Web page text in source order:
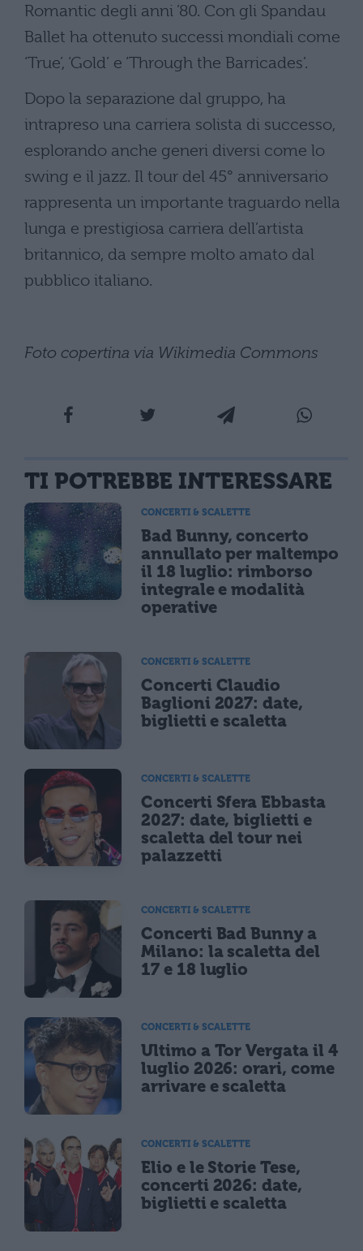
Romantic degli anni ’80. Con gli Spandau
Ballet ha ottenuto successi mondiali come
‘True’, ‘Gold’ e ‘Through the Barricades’.
Dopo la separazione dal gruppo, ha
intrapreso una carriera solista di successo,
esplorando anche generi diversi come lo
swing e il jazz. Il tour del 45° anniversario
rappresenta un importante traguardo nella
lunga e prestigiosa carriera dell’artista
britannico, da sempre molto amato dal
pubblico italiano.
Foto copertina via Wikimedia Commons
TI POTREBBE INTERESSARE
CONCERTI & SCALETTE
Bad Bunny, concerto
annullato per maltempo
il 18 luglio: rimborso
integrale e modalità
operative
CONCERTI & SCALETTE
Concerti Claudio
Baglioni 2027: date,
biglietti e scaletta
CONCERTI & SCALETTE
Concerti Sfera Ebbasta
2027: date, biglietti e
scaletta del tour nei
palazzetti
CONCERTI & SCALETTE
Concerti Bad Bunny a
Milano: la scaletta del
17 e 18 luglio
CONCERTI & SCALETTE
Ultimo a Tor Vergata il 4
luglio 2026: orari, come
arrivare e scaletta
CONCERTI & SCALETTE
Elio e le Storie Tese,
concerti 2026: date,
biglietti e scaletta